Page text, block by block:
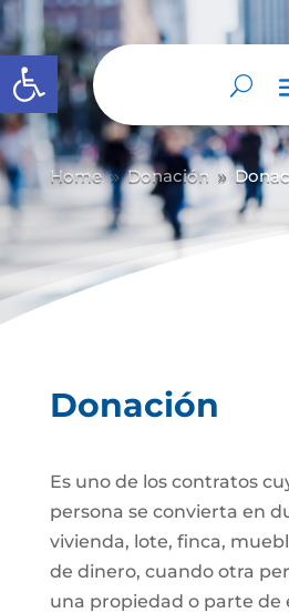
Abrir barra de herramientas
Home 9 Donación 9
Donación
Es uno de los contratos
persona se convierta en
vivienda, lote, finca,
de dinero, cuando otra
una propiedad o parte de